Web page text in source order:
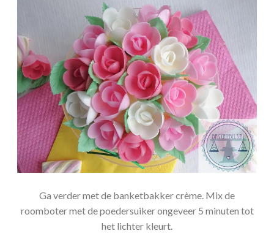
Ga verder met de banketbakker crème. Mix de
roomboter met de poedersuiker ongeveer 5 minuten tot
het lichter kleurt.